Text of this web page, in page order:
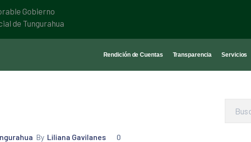
Rendición de Cuentas Transparencia Servicios
By Liliana Gavilanes 0